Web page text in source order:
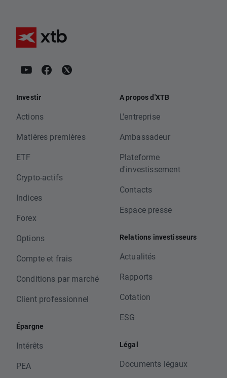
Investir
Actions
Matières premières
ETF
Crypto-actifs
Indices
Forex
Options
Compte et frais
Conditions par marché
Client professionnel
Épargne
Intérêts
PEA
A propos d'XTB
L'entreprise
Ambassadeur
Plateforme
d'investissement
Contacts
Espace presse
Relations investisseurs
Actualités
Rapports
Cotation
ESG
Légal
Documents légaux